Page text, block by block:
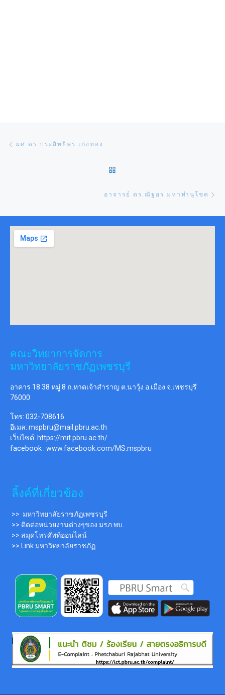
Post navigation
ผศ.ดร.ประสิทธิพร เก่งทอง
อาจารย์ ดร.ณัฐอร มหาทำนุโชค
คณะวิทยาการจัดการ
มหาวิทยาลัยราชภัฏเพชรบุรี
อาคาร 18 38 หมู่ 8 ถ.หาดเจ้าสำราญ ต.นาวุ้ง อ.เมือง จ.เพชรบุรี
76000
โทร: 032-708616
อีเมล: mspbru@mail.pbru.ac.th
เว็บไซต์: https://mit.pbru.ac.th/
facebook : www.facebook.com/MS.mspbru
ลิ้งค์ที่เกี่ยวข้อง
>> มหาวิทยาลัยราชภัฏเพชรบุรี
>> ติดต่อหน่วยงานต่างๆของ มรภ.พบ.
>> สมุดโทรศัพท์ออนไลน์
>> Link มหาวิทยาลัยราชภัฏ